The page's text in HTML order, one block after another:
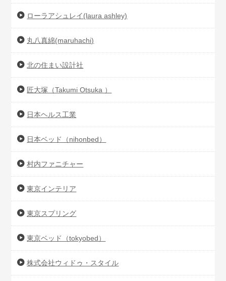
ローラアシュレイ(laura ashley)
丸八真綿(maruhachi)
北の住まい設計社
匠大塚（Takumi Otsuka ）
日本ヘルス工業
日本ベッド（nihonbed）
村内ファニチャー
東京インテリア
東京スプリング
東京ベッド（tokyobed）
株式会社ウィドゥ・スタイル